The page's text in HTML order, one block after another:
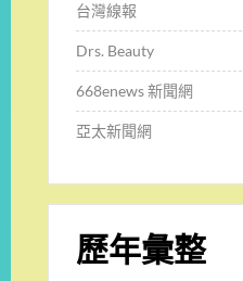
台灣線報
Drs. Beauty
668enews 新聞網
亞太新聞網
歷年彙整